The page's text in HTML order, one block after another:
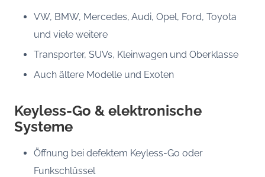
VW, BMW, Mercedes, Audi, Opel, Ford, Toyota
und viele weitere
Transporter, SUVs, Kleinwagen und Oberklasse
Auch ältere Modelle und Exoten
Keyless-Go & elektronische
Systeme
Öffnung bei defektem Keyless-Go oder
Funkschlüssel